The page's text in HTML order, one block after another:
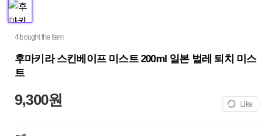
4 bought the item
후마키라 스킨베이프 미스트 200ml 일본 벌레 퇴치 미스
트
9,300원 Like